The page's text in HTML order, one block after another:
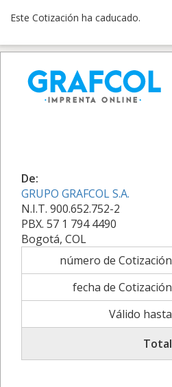
Este Cotización ha caducado.
De:
GRUPO GRAFCOL S.A.
N.I.T. 900.652.752-2
PBX. 57 1 794 4490
Bogotá, COL
número de Cotización
fecha de Cotización
Válido hasta
Total